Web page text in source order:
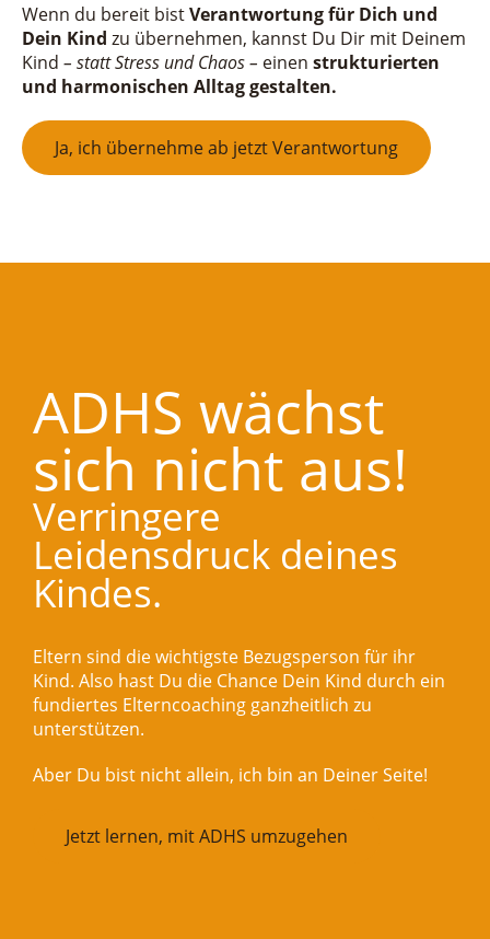
Wenn du bereit bistVerantwortung für Dich und
Dein Kind zu übernehmen, kannst Du Dir mit Deinem
Kind – statt Stress und Chaos – einen strukturierten
und harmonischen Alltag gestalten.
Ja, ich übernehme ab jetzt Verantwortung
ADHS wächst
sich nicht aus!
Verringere
Leidensdruck deines
Kindes.
Eltern sind die wichtigste Bezugsperson für ihr
Kind. Also hast Du die Chance Dein Kind durch ein
fundiertes Elterncoaching ganzheitlich zu
unterstützen.
Aber Du bist nicht allein, ich bin an Deiner Seite!
Jetzt lernen, mit ADHS umzugehen